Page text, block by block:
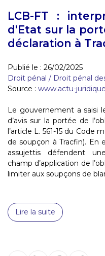
LCB-FT :
d'Etat sur la
déclaration à
Publié le : 26/02/2025
Droit pénal / Droit pénal
Source : www.actu-
Le gouvernement a saisi
d’avis sur la portée de
l’article L. 561-15 du Code
de soupçon à Tracfin). En
assujettis défendent
champ d’application de
limiter aux soupçons de
Lire la suite